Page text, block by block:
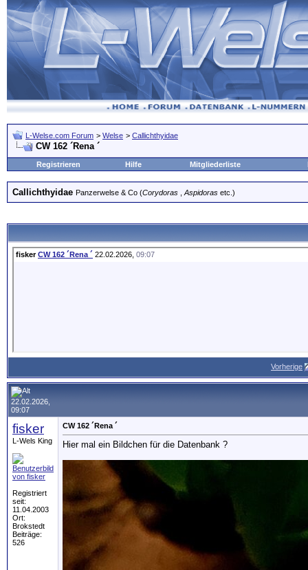
L-Welse.com Forum > Welse > Callichthyidae
CW 162 ´Rena ´
Registrieren Hilfe Mitgliederliste
Callichthyidae Panzerwelse & Co (Corydoras Aspidoras etc.)
fisker CW 162 ´Rena ´ 22.02.2026, 09:07
Vorherige
22.02.2026,
09:07
fisker
L-Wels King
Registriert
seit:
11.04.2003
Ort:
Brokstedt
Beiträge:
526
CW 162 ´Rena ´
Hier mal ein Bildchen für die Datenbank ?